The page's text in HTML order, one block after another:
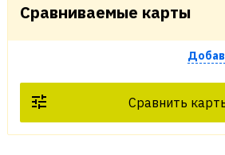
Сравниваемые карты
Сравнить